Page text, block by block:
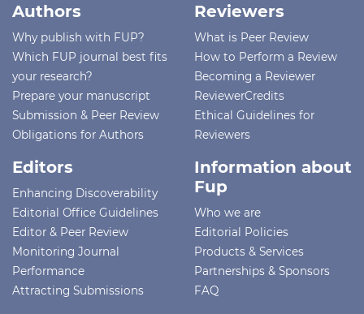
Authors
Why publish with FUP?
Which FUP journal best fits
your research?
Prepare your manuscript
Submission & Peer Review
Obligations for Authors
Reviewers
What is Peer Review
How to Perform a Review
Becoming a Reviewer
ReviewerCredits
Ethical Guidelines for
Reviewers
Editors
Enhancing Discoverability
Editorial Office Guidelines
Editor & Peer Review
Monitoring Journal
Performance
Attracting Submissions
Information about
Fup
Who we are
Editorial Policies
Products & Services
Partnerships & Sponsors
FAQ